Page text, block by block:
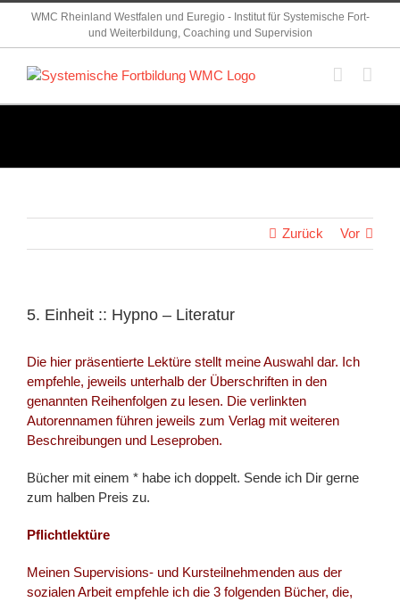
springen
WMC Rheinland Westfalen und Euregio - Institut für Systemische Fort-
und Weiterbildung, Coaching und Supervision
Zurück Vor
5. Einheit :: Hypno – Literatur
Die hier präsentierte Lektüre stellt meine Auswahl dar. Ich
empfehle, jeweils unterhalb der Überschriften in den
genannten Reihenfolgen zu lesen. Die verlinkten
Autorennamen führen jeweils zum Verlag mit weiteren
Beschreibungen und Leseproben.
Bücher mit einem * habe ich doppelt. Sende ich Dir gerne
zum halben Preis zu.
Pflichtlektüre
Meinen Supervisions- und Kursteilnehmenden aus der
sozialen Arbeit empfehle ich die 3 folgenden Bücher, die,